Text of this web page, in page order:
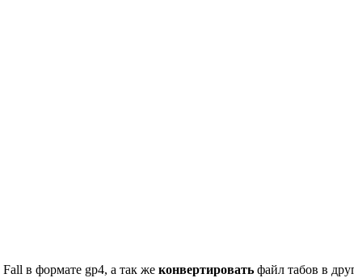
в формате gp4, а так же конвертировать файл табов в